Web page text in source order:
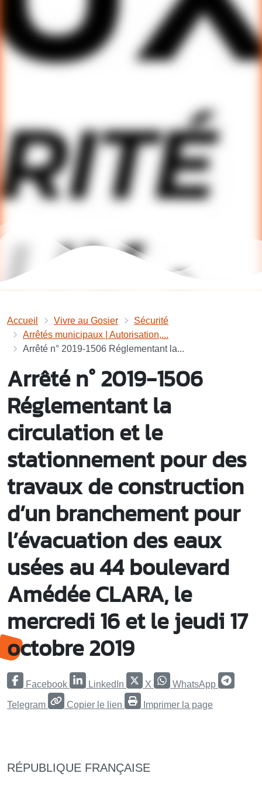
Accueil Vivre au Gosier
Sécurité
Arrêtés municipaux | Autorisation,...
Arrêté n° 2019-1506 Réglementant la...
Arrêté n° 2019-1506
Réglementant la
circulation et le
stationnement pour des
travaux de construction
d’un branchement pour
l’évacuation des eaux
usées au 44 boulevard
Amédée CLARA, le
mercredi 16 et le jeudi 17
octobre 2019
Facebook LinkedIn X WhatsApp
Telegram Copier le lien Imprimer la page
RÉPUBLIQUE FRANÇAISE